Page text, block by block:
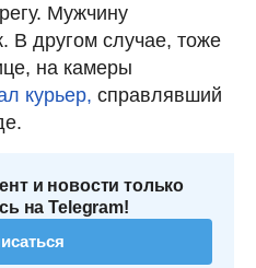
Мужчину
В другом случае, тоже
на камеры
курьер, справлявший
и новости только
на Telegram!